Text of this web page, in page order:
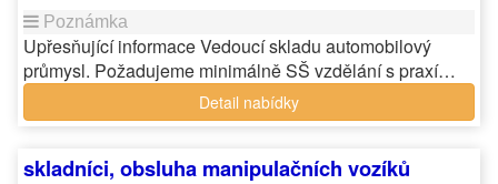
Upřesňující informace Vedoucí skladu automobilový
průmysl. Požadujeme minimálně SŠ vzdělání s praxí…
Detail nabídky
skladníci, obsluha manipulačních vozíků